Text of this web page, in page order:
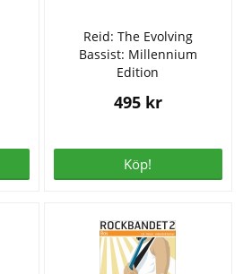
Reid: The Evolving
Bassist: Millennium
Edition
495 kr
Köp!